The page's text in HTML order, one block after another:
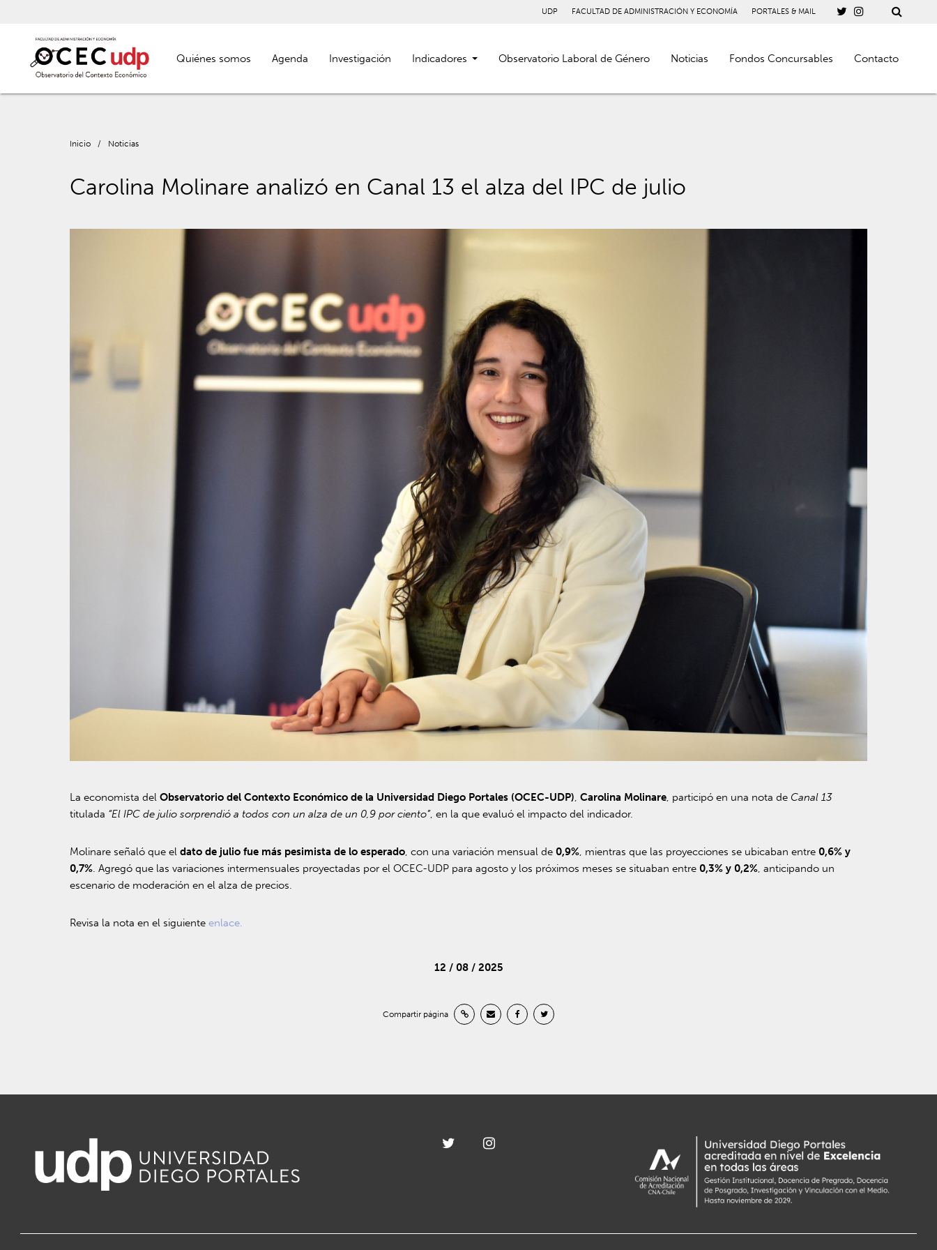
UDP FACULTAD DE ADMINISTRACIÓN Y ECONOMÍA PORTALES & MAIL
Quiénes somos Agenda Investigación Indicadores Observatorio Laboral de Género Noticias Fondos Concursables Contacto
Inicio / Noticias
Carolina Molinare analizó en Canal 13 el alza del IPC de julio
La economista delObservatorio del Contexto Económico de la Universidad Diego Portales (OCEC-UDP),Carolina Molinare, participó en una nota de Canal 13
titulada “El IPC de julio sorprendió a todos con un alza de un 0,9 por ciento”, en la que evaluó el impacto del indicador.
Molinare señaló que eldato de julio fue más pesimista de lo esperado, con una variación mensual de0,9%, mientras que las proyecciones se ubicaban entre0,6% y
0,7%. Agregó que las variaciones intermensuales proyectadas por el OCEC-UDP para agosto y los próximos meses se situaban entre0,3% y 0,2%, anticipando un
escenario de moderación en el alza de precios.
Revisa la nota en el siguienteenlace.
12 / 08 / 2025
Compartir página